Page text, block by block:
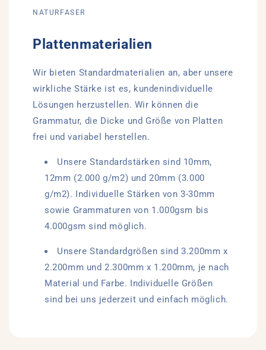
NATURFASER
Plattenmaterialien
Wir bieten Standardmaterialien an, aber unsere
wirkliche Stärke ist es, kundenindividuelle
Lösungen herzustellen. Wir können die
Grammatur, die Dicke und Größe von Platten
frei und variabel herstellen.
Unsere Standardstärken sind 10mm,
12mm (2.000 g/m2) und 20mm (3.000
g/m2). Individuelle Stärken von 3-30mm
sowie Grammaturen von 1.000gsm bis
4.000gsm sind möglich.
Unsere Standardgrößen sind 3.200mm x
2.200mm und 2.300mm x 1.200mm, je nach
Material und Farbe. Individuelle Größen
sind bei uns jederzeit und einfach möglich.